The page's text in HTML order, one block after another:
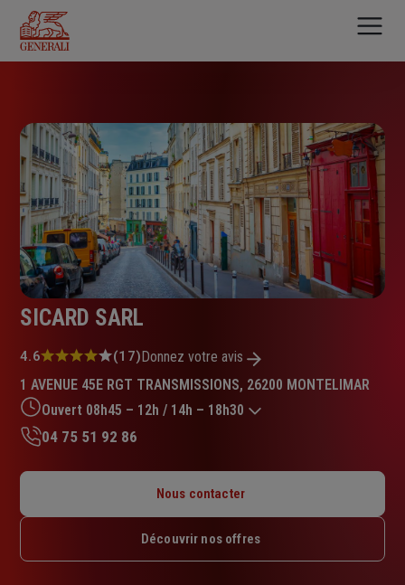
contenu
principal
SICARD SARL
Note
4.6
sur
5
étoiles
4.6 (17)Donnez votre avis
1 AVENUE 45E RGT TRANSMISSIONS, 26200 MONTELIMAR
Ouvert 08h45 – 12h / 14h – 18h30
Mardi : 08h45 – 12h / 14h – 18h30
Jeudi : 08h45 – 12h / 14h – 18h30
04 75 51 92 86
Nous contacter
Découvrir nos offres